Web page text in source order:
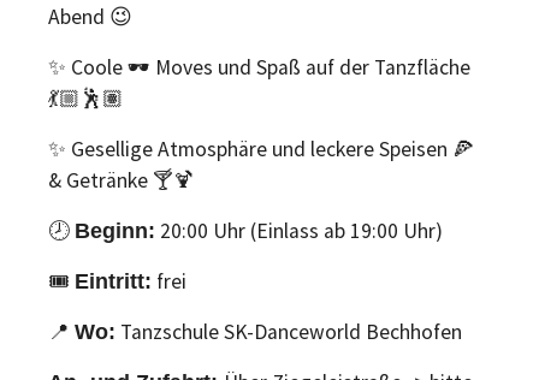
Abend 😉
✨ Coole 🕶️ Moves und Spaß auf der Tanzfläche
💃🏼🕺🏽
✨ Gesellige Atmosphäre und leckere Speisen 🍕
& Getränke 🍸🍹
🕗 Beginn: 20:00 Uhr (Einlass ab 19:00 Uhr)
🎟️ Eintritt: frei
📍 Wo: Tanzschule SK-Danceworld Bechhofen